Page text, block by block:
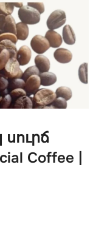
Coffee |